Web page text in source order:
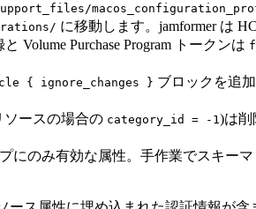
に移動します。jamformer は
Purchase Program トークンは
{ ignore_changes } ブロックを追
ソースの場合の category_id = -1 )は削
にのみ有効な属性。手作業でスキー